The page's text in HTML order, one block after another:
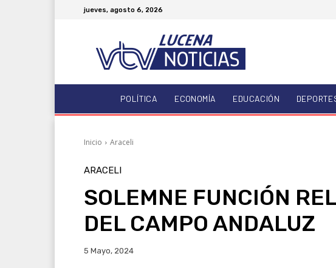
jueves, agosto 6, 2026
POLÍTICA ECONOMÍA EDUCACIÓN
Inicio Araceli
ARACELI
SOLEMNE FUNCIÓN
DEL CAMPO ANDALUZ
5 Mayo, 2024